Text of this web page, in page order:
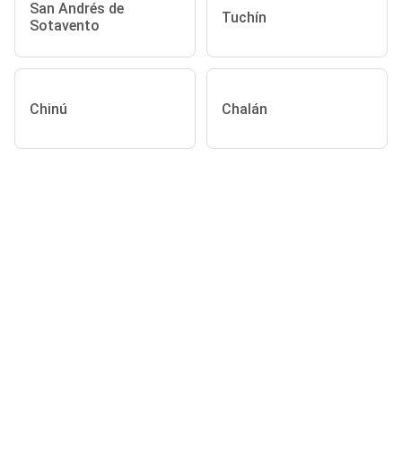
San Andrés de
Sotavento
Tuchín
Chinú Chalán